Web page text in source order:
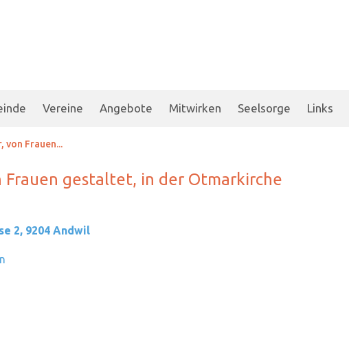
Vereine Angebote Mitwirken Seelsorge Links
von Frauen...
Frauen gestaltet, in der Otmarkirche
2, 9204 Andwil